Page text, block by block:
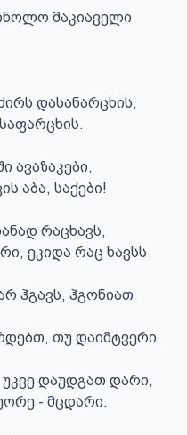
დასანარცხის,
ავაზაკები,
აბა, საქები!
რაცხავს,
ეკიდა რაც ხავსს
ჰგავს, ჰგონიათ
თუ დაიმტვერი.
დაუდგათ დარი,
- მცდარი.